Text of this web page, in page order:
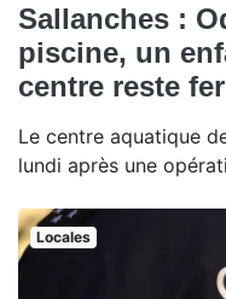
Sallanches :
piscine, un
centre reste
Le centre aquatique
lundi après une
Locales